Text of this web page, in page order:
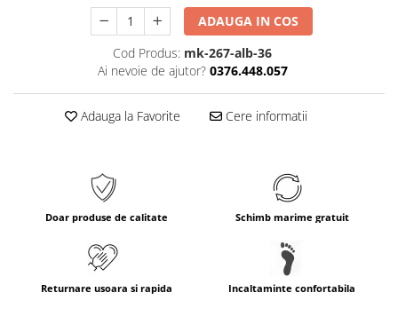
ADAUGA IN COS
Cod Produs: mk-267-alb-36
Ai nevoie de ajutor? 0376.448.057
Adauga la Favorite Cere informatii
Doar produse de calitate Schimb marime gratuit
Returnare usoara si rapida Incaltaminte confortabila